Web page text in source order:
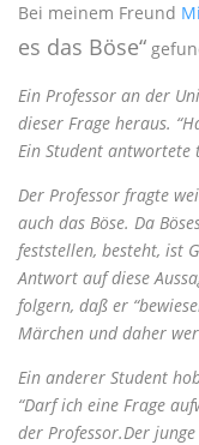
Bei meinem Freund
es das Böse“
Ein Professor an der
dieser Frage heraus.
Ein Student antwortete
Der Professor fragte
auch das Böse. Da
feststellen, besteht, ist
Antwort auf diese
folgern, daß er
Märchen und daher
Ein anderer Student
“Darf ich eine Frage
der Professor.Der